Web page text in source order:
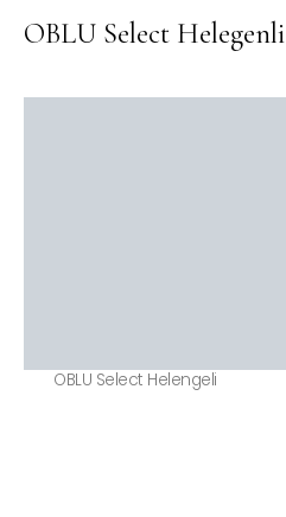
OBLU Select Helegenli
OBLU Select Helengeli